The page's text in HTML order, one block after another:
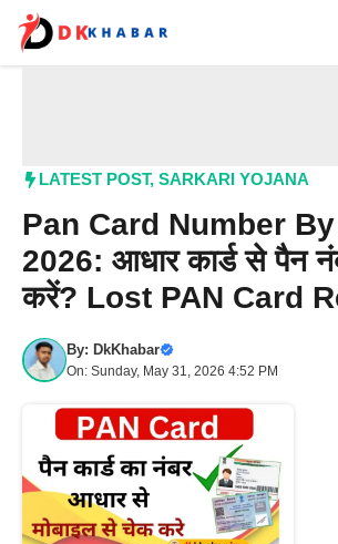
content
LATEST POST, SARKARI YOJANA
Pan Card Number
2026: आधार कार्ड से पैन
करें? Lost PAN Card
By: DkKhabar
On: Sunday, May 31, 2026 4:52 PM